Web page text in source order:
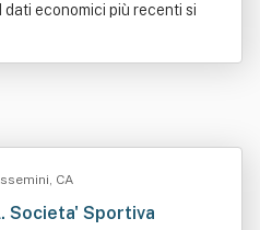
dati economici più recenti si
CA
Societa' Sportiva